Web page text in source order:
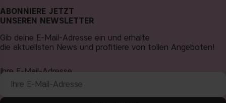
ABONNIERE JETZT
UNSEREN NEWSLETTER
Gib deine E-Mail-Adresse ein und erhalte
die aktuellsten News und profitiere von tollen Angeboten!
Ihre E-Mail-Adresse